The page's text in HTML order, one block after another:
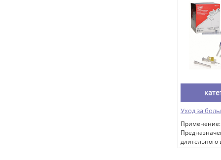
подземного
озера,
результате
нескольких
Уход за
длительного
растворов